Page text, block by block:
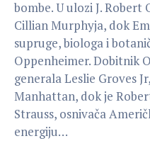
bombe. U ulozi J.
Cillian Murphyja, dok
supruge, biologa i
Oppenheimer. Dobitnik
generala Leslie Groves
Manhattan, dok je
Strauss, osnivača
energiju…